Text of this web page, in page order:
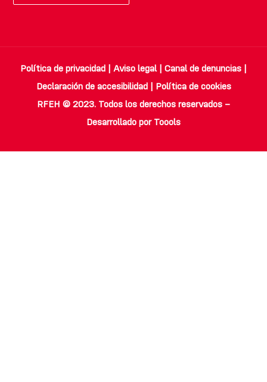
Política de privacidad | Aviso legal| Canal de denuncias |
Declaración de accesibilidad| Política de cookies
RFEH © 2023. Todos los derechos reservados –
Desarrollado por Toools